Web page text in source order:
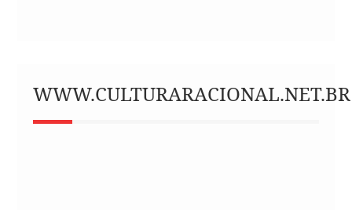
WWW.CULTURARACIONAL.NET.BR